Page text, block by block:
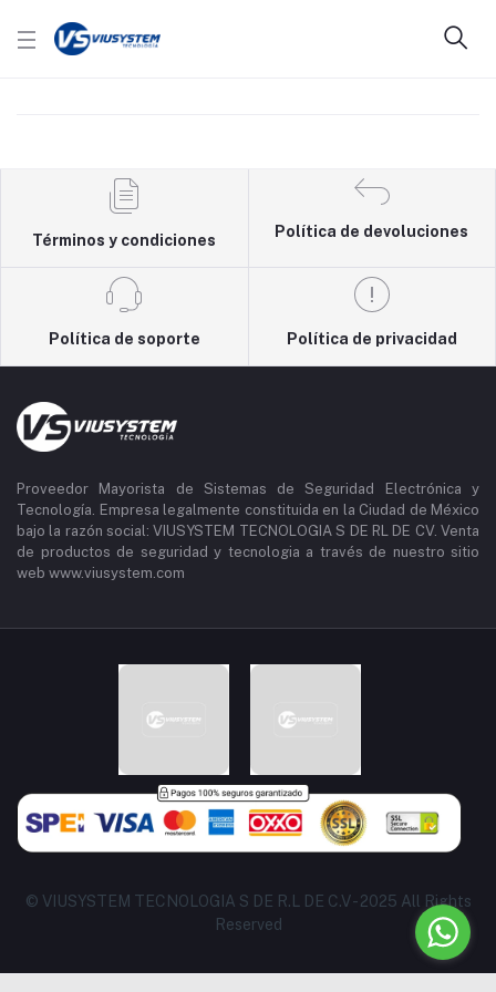
Términos y condiciones
Política de devoluciones
Política de soporte Política de privacidad
Proveedor Mayorista de Sistemas de Seguridad Electrónica y
Tecnología. Empresa legalmente constituida en la Ciudad de México
bajo la razón social: VIUSYSTEM TECNOLOGIA S DE RL DE CV. Venta
de productos de seguridad y tecnologia a través de nuestro sitio
web www.viusystem.com
© VIUSYSTEM TECNOLOGIA S DE R.L DE C.V - 2025 All Rights
Reserved